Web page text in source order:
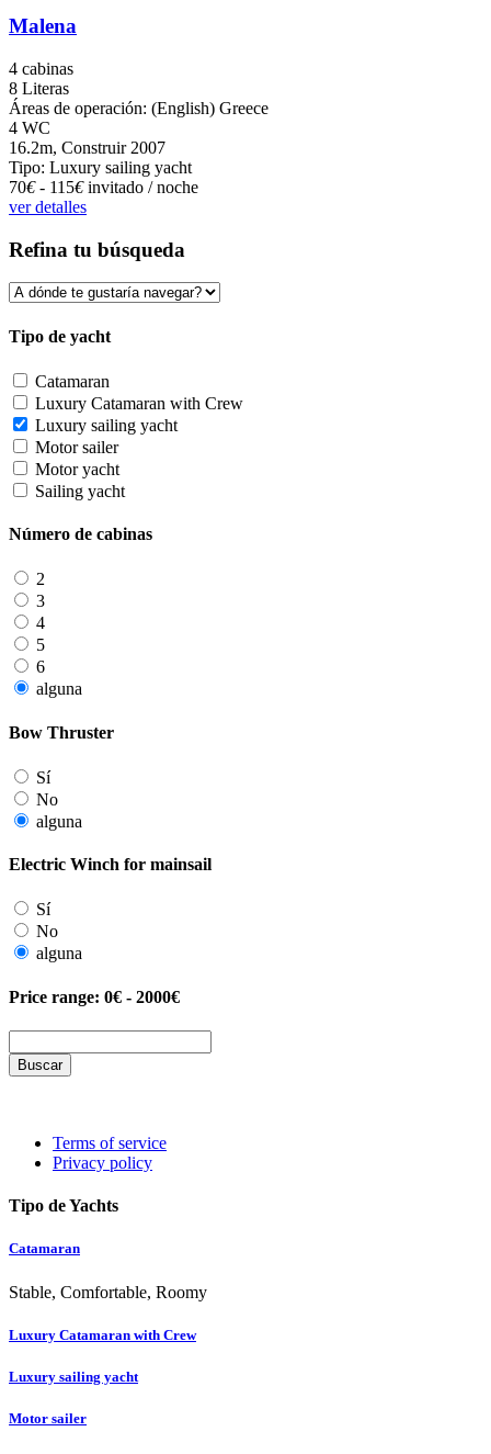
Malena
4 cabinas
8 Literas
Áreas de operación: (English) Greece
4 WC
16.2m, Construir 2007
Tipo: Luxury sailing yacht
70€- 115€ invitado / noche
ver detalles
Refina tu búsqueda
Tipo de yacht
Catamaran
Luxury Catamaran with Crew
Luxury sailing yacht
Motor sailer
Motor yacht
Sailing yacht
Número de cabinas
2
3
4
5
6
alguna
Bow Thruster
Sí
No
alguna
Electric Winch for mainsail
Sí
No
alguna
Price range: 0€ - 2000€
Buscar
Terms of service
Privacy policy
Tipo de Yachts
Catamaran
Stable, Comfortable, Roomy
Luxury Catamaran with Crew
Luxury sailing yacht
Motor sailer